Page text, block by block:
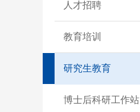
人才招聘
教育培训
研究生教育
博士后科研工作站